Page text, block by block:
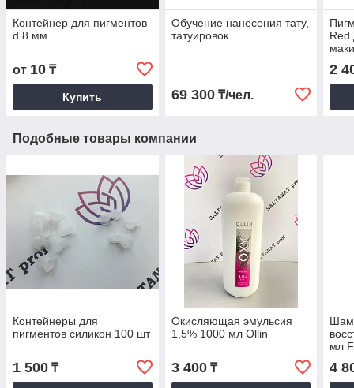
Контейнер для пигментов
d 8 мм
от 10 ₸
Купить
Обучение нанесения тату,
татуировок
69 300₸/чел.
Red
2
Подобные товары компании
Контейнеры для
пигментов силикон 100 шт
1 500 ₸
Окисляющая эмульсия
1,5% 1000 мл Ollin
3 400₸
мл
4